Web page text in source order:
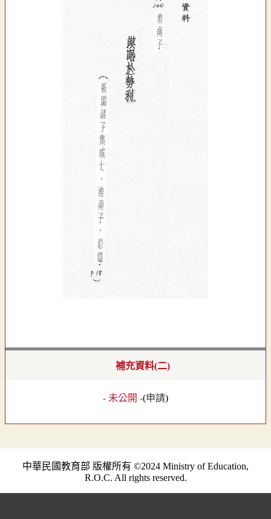
補充資料(二)
- 未公開 -(申請)
中華民國教育部 版權所有 ©2024 Ministry of Education,
R.O.C. All rights reserved.